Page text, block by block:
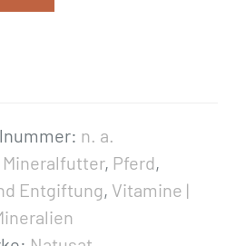
n. a.
Mineralfutter, Pferd,
Entgiftung, Vitamine |